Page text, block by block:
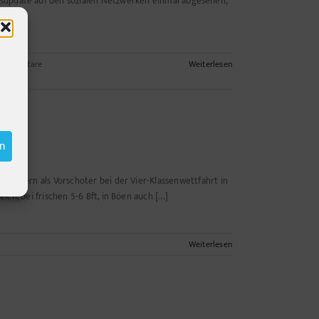
Kommentare
Weiterlesen
sondern als Vorschoter bei der Vier-Klassenwettfahrt in
bei frischen 5-6 Bft, in Böen auch [...]
Weiterlesen